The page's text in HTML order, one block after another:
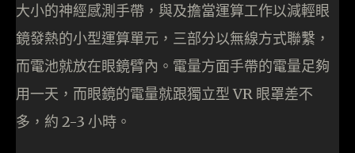
大小的神經感測手帶，與及擔當運算工作以減輕眼
鏡發熱的小型運算單元，三部分以無線方式聯繫，
而電池就放在眼鏡臂內。電量方面手帶的電量足夠
用一天，而眼鏡的電量就跟獨立型 VR 眼罩差不
多，約 2-3 小時。